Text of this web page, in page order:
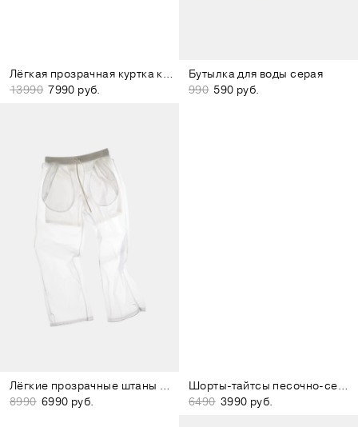
Лёгкая прозрачная куртка коричневая
13990 7990 руб.
Бутылка для воды серая
990 590 руб.
Лёгкие прозрачные штаны белые
8990 6990 руб.
Шорты-тайтсы песочно-серые
6490 3990 руб.